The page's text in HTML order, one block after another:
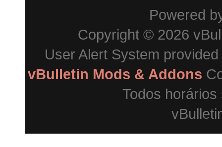
Powered
Copyright © 2026
User Alert System
vBulletin Mods & Addons
Todos